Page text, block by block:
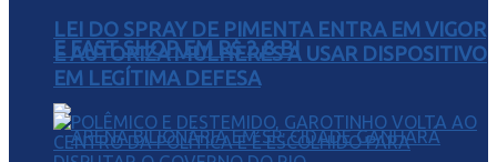
E FAST SHOP EM R$ 2,8 BI
LEI DO SPRAY DE PIMENTA ENTRA EM VIGOR
E AUTORIZA MULHERES A USAR DISPOSITIVO
EM LEGÍTIMA DEFESA